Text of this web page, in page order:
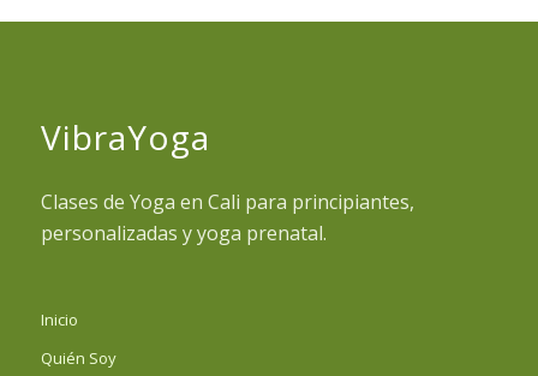
VibraYoga
Clases de Yoga en Cali para principiantes,
personalizadas y yoga prenatal.
Inicio
Quién Soy